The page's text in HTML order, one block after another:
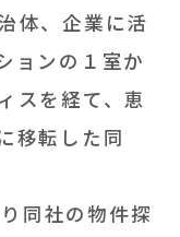
体、企業に活
ョンの１室か
スを経て、恵
移転した同
同社の物件探